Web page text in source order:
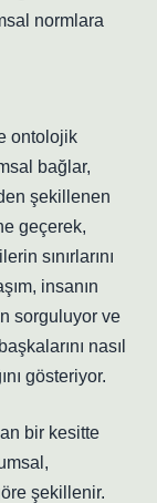
normlara
ontolojik
bağlar,
şekillenen
geçerek,
sınırlarını
insanın
sorguluyor ve
nasıl
gösteriyor.
bir kesitte
şekillenir.